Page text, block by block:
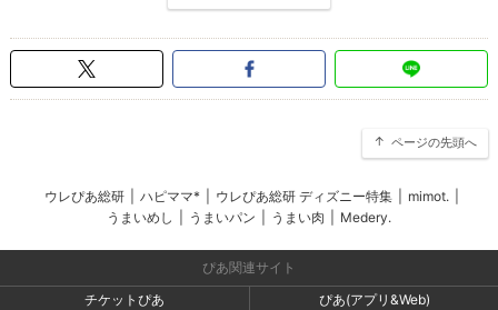
ページの先頭へ
ウレぴあ総研 ハピママ* ウレぴあ総研 ディズニー特集 mimot.
うまいめし
うまいパン うまい肉 Medery.
ぴあ関連サイト
チケットぴあ
ぴあ(アプリ&Web)